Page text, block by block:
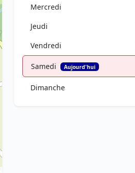
Mercredi
Jeudi
Vendredi
Samedi Aujourd'hui
Dimanche